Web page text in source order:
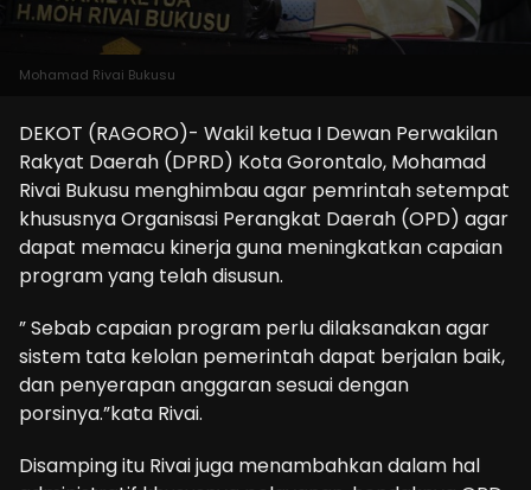
Mohamad Rivai Bukusu
DEKOT (RAGORO)- Wakil ketua I Dewan Perwakilan
Rakyat Daerah (DPRD) Kota Gorontalo, Mohamad
Rivai Bukusu menghimbau agar pemrintah setempat
khususnya Organisasi Perangkat Daerah (OPD) agar
dapat memacu kinerja guna meningkatkan capaian
program yang telah disusun.
” Sebab capaian program perlu dilaksanakan agar
sistem tata kelolan pemerintah dapat berjalan baik,
dan penyerapan anggaran sesuai dengan
porsinya.”kata Rivai.
Disamping itu Rivai juga menambahkan dalam hal